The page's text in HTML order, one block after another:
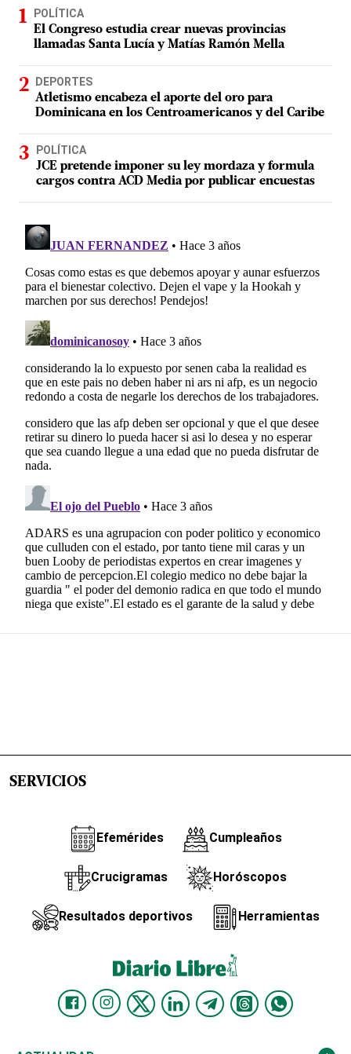
POLÍTICA
El Congreso estudia crear nuevas provincias
llamadas Santa Lucía y Matías Ramón Mella
DEPORTES
Atletismo encabeza el aporte del oro para
Dominicana en los Centroamericanos y del Caribe
POLÍTICA
JCE pretende imponer su ley mordaza y formula
cargos contra ACD Media por publicar encuestas
SERVICIOS
Efemérides Cumpleaños
Crucigramas Horóscopos
Resultados deportivos Herramientas